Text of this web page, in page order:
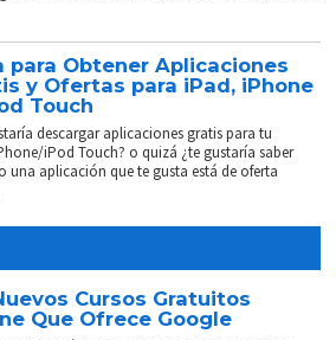
para Obtener Aplicaciones
y Ofertas para iPad, iPhone
Touch
descargar aplicaciones gratis para tu
iPod Touch? o quizá ¿te gustaría saber
una aplicación que te gusta está de oferta
Cursos Gratuitos
Que Ofrece Google